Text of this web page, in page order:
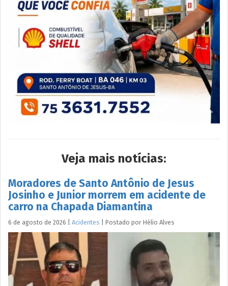
Veja mais notícias:
Moradores de Santo Antônio de Jesus
Josinho e Junior morrem em acidente de
carro na Chapada Diamantina
6 de agosto de 2026 Acidentes Postado por Hélio Alves